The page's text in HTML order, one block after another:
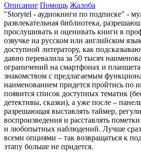
Описание Помощь Жалоба
"Storytel - аудиокниги по подписке" -
развлекательная библиотека,
прослушивать и оценивать книги в
озвучке на русском или английском
доступной литератору, как
давно перевалила за 50 тысяч
ограничений на смартфонах и
знакомством с предлагаемым
наименованием придется пройтись по
появится список доступных тематик
детективы, сказки), а уже после –
разрешающая выставлять таймер,
воспроизведения и расставлять
и любопытных наблюдений. Лучше
всеми опциями – так возвращаться к
этапу больше не придется.